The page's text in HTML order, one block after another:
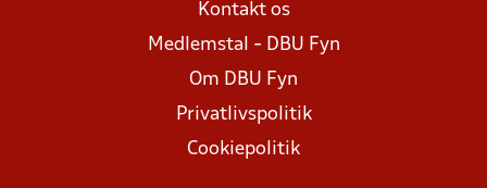
Kontakt os
Medlemstal - DBU Fyn
Om DBU Fyn
Privatlivspolitik
Cookiepolitik